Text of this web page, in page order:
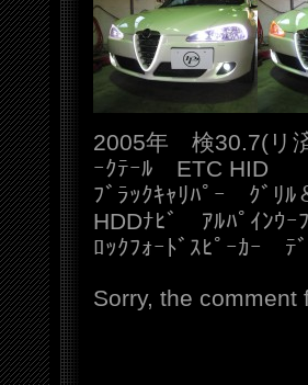
2005年 検30.7(
ｰｸﾃｰﾙ ETC HID
ﾌﾞﾗｯｸｷｬﾘﾊﾟｰ ｸﾞﾘﾙ
HDDﾅﾋﾞ ｱﾙﾊﾟｲﾝｳｰ
ﾛｯｸﾌｫｰﾄﾞｽﾋﾟｰｶｰ
Sorry, the